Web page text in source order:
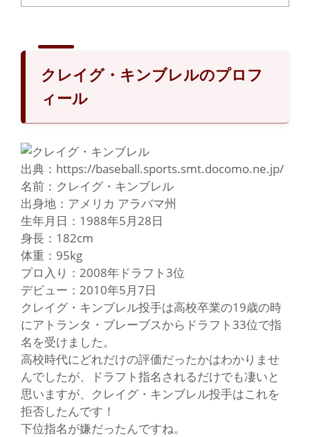
クレイグ・キンブレルのプロフ
ィール
出典：https://baseball.sports.smt.docomo.ne.jp/
名前：クレイグ・キンブレル
出身地：アメリカ アラバマ州
生年月日：1988年5月28日
身長：182cm
体重：95kg
プロ入り：2008年ドラフト3位
デビュー：2010年5月7日
クレイグ・キンブレル投手は高校卒業の19歳の時
にアトランタ・ブレーブスからドラフト33位で指
名を受けました。
高校時代にどれだけの評価だったかはわかりませ
んでしたが、ドラフト指名されるだけでも凄いと
思いますが、クレイグ・キンブレル投手はこれを
拒否したんです！
下位指名が嫌だったんですね。